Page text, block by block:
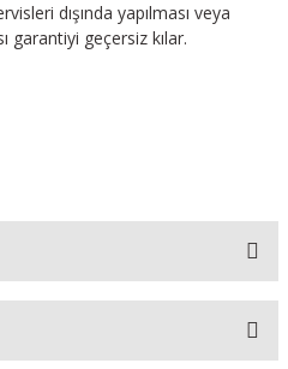
dışında yapılması veya
garantiyi geçersiz kılar.
siz yapın!